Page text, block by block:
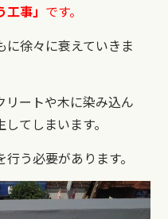
事」 です。
徐々に衰えていきま
リートや木に染み込ん
てしまいます。
う必要があります。